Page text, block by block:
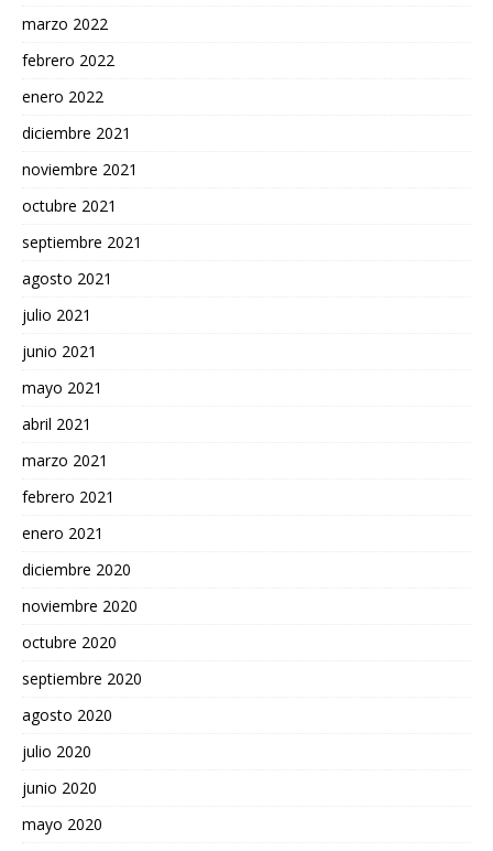
marzo 2022
febrero 2022
enero 2022
diciembre 2021
noviembre 2021
octubre 2021
septiembre 2021
agosto 2021
julio 2021
junio 2021
mayo 2021
abril 2021
marzo 2021
febrero 2021
enero 2021
diciembre 2020
noviembre 2020
octubre 2020
septiembre 2020
agosto 2020
julio 2020
junio 2020
mayo 2020